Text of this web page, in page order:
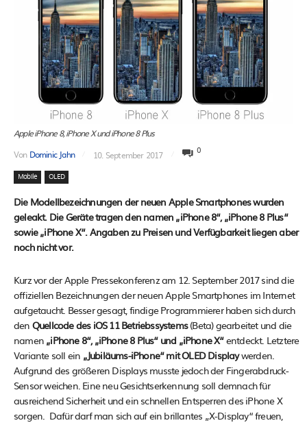
Apple iPhone 8, iPhone X und iPhone 8 Plus
Von Dominic Jahn 10. September 2017 0
Mobile OLED
Die Modellbezeichnungen der neuen Apple Smartphones wurden
geleakt. Die Geräte tragen den namen „iPhone 8“, „iPhone 8 Plus“
sowie „iPhone X“. Angaben zu Preisen und Verfügbarkeit liegen aber
noch nicht vor.
Kurz vor der Apple Pressekonferenz am 12. September 2017 sind die
offiziellen Bezeichnungen der neuen Apple Smartphones im Internet
aufgetaucht. Besser gesagt, findige Programmierer haben sich durch
den Quellcode des iOS 11 Betriebssystems(Beta) gearbeitet und die
namen „iPhone 8“, „iPhone 8 Plus“ und „iPhone X“entdeckt. Letztere
Variante soll ein „Jubiläums-iPhone“ mit OLED Displaywerden.
Aufgrund des größeren Displays musste jedoch der Fingerabdruck-
Sensor weichen. Eine neu Gesichtserkennung soll demnach für
ausreichend Sicherheit und ein schnellen Entsperren des iPhone X
sorgen. Dafür darf man sich auf ein brillantes „X-Display“ freuen,